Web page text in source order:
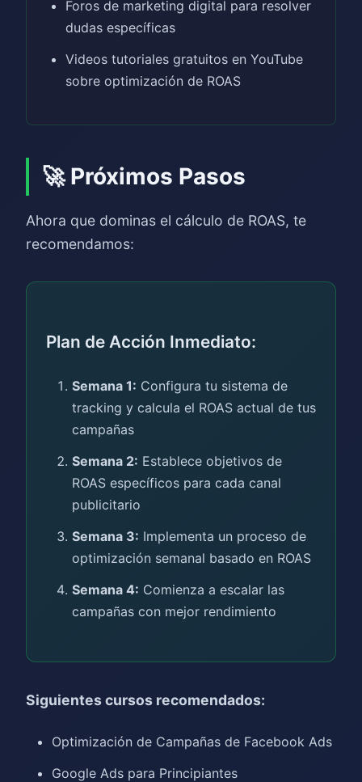
Foros de marketing digital para resolver
dudas específicas
Videos tutoriales gratuitos en YouTube
sobre optimización de ROAS
🚀 Próximos Pasos
Ahora que dominas el cálculo de ROAS, te
recomendamos:
Plan de Acción Inmediato:
Semana 1: Configura tu sistema de
tracking y calcula el ROAS actual de tus
campañas
Semana 2: Establece objetivos de
ROAS específicos para cada canal
publicitario
Semana 3: Implementa un proceso de
optimización semanal basado en ROAS
Semana 4: Comienza a escalar las
campañas con mejor rendimiento
Siguientes cursos recomendados:
Optimización de Campañas de Facebook Ads
Google Ads para Principiantes